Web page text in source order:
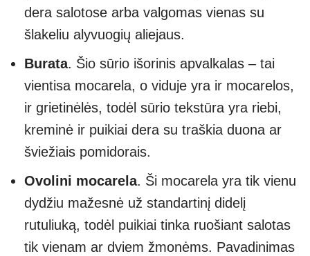
dera salotose arba valgomas vienas su
šlakeliu alyvuogių aliejaus.
Burata. Šio sūrio išorinis apvalkalas – tai
vientisa mocarela, o viduje yra ir mocarelos,
ir grietinėlės, todėl sūrio tekstūra yra riebi,
kreminė ir puikiai dera su traškia duona ar
šviežiais pomidorais.
Ovolini mocarela. Ši mocarela yra tik vienu
dydžiu mažesnė už standartinį didelį
rutuliuką, todėl puikiai tinka ruošiant salotas
tik vienam ar dviem žmonėms. Pavadinimas